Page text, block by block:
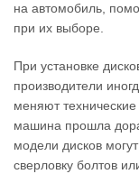
на автомобиль,
при их выборе.
При установке
производители
меняют
машина прошла
модели дисков
сверловку болтов